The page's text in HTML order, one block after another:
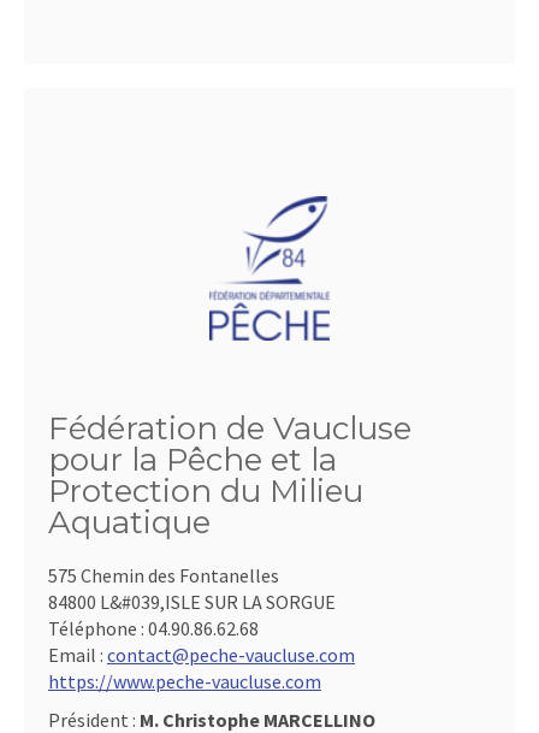
Fédération de Vaucluse
pour la Pêche et la
Protection du Milieu
Aquatique
575 Chemin des Fontanelles
84800 L&#039,ISLE SUR LA SORGUE
Téléphone : 04.90.86.62.68
Email : contact@peche-vaucluse.com
https://www.peche-vaucluse.com
Président : M. Christophe MARCELLINO